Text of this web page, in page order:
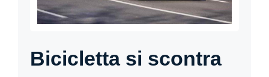
Bicicletta si scontra